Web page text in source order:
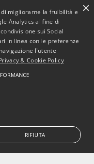
un mondo in
le
l’uomo.
per
più
×
migliorarne la fruibilità e
Analytics al fine di
sui Social
in linea con le preferenze
l'utente
& Cookie Policy
RIFIUTA